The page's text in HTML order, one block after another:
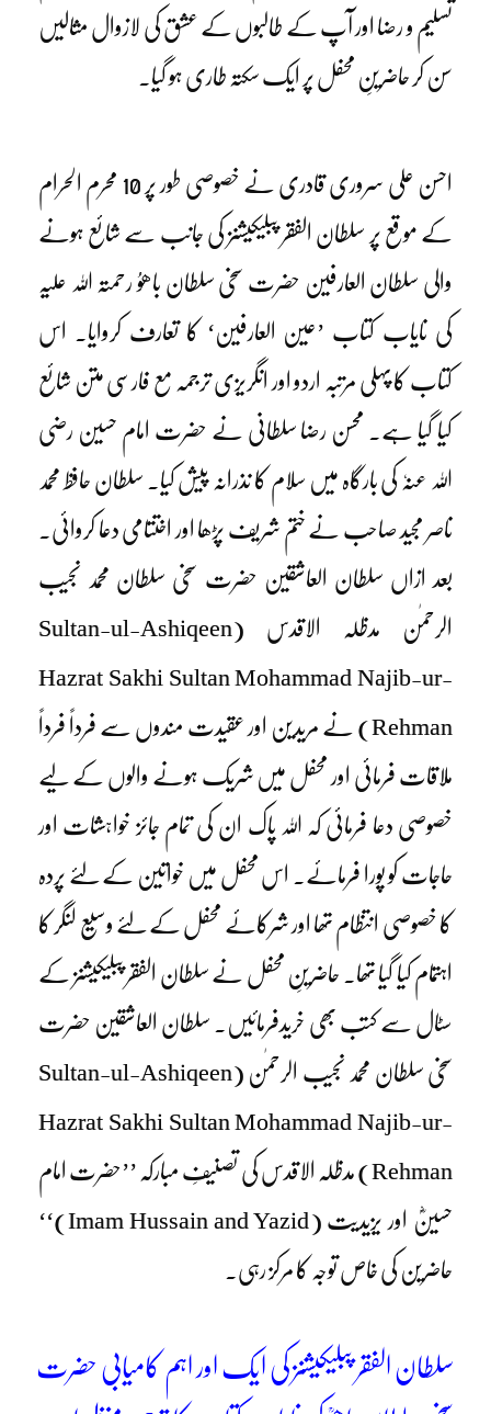
تسلیم و رضا اور آپ کے طالبوں کے عشق کی لازوال مثالیں
سن کر حاضرینِ محفل پر ایک سکتہ طاری ہو گیا۔
احسن علی سروری قادری نے خصوصی طور پر 10 محرم الحرام
کے موقع پر سلطان الفقر پبلیکیشنز کی جانب سے شائع ہونے
والی سلطان العارفین حضرت سخی سلطان باھوُ رحمتہ اللہ علیہ
کی نایاب کتاب ’عین العارفین‘ کا تعارف کروایا۔ اس
کتاب کا پہلی مرتبہ اردو اور انگریزی ترجمہ مع فارسی متن شائع
کیا گیا ہے۔ محسن رضا سلطانی نے حضرت امام حسین رضی
اللہ عنہٗ کی بارگاہ میں سلام کا نذرانہ پیش کیا۔ سلطان حافظ محمد
ناصر مجید صاحب نے ختم شریف پڑھا اور اختتامی دعا کروائی۔
بعد ازاں سلطان العاشقین حضرت سخی سلطان محمد نجیب
الرحمٰن مدظلہ الاقدس (Sultan-ul-Ashiqeen
Hazrat Sakhi Sultan Mohammad Najib-ur-
Rehman) نے مریدین اور عقیدت مندوں سے فرداً فرداً
ملاقات فرمائی اور محفل میں شریک ہونے والوں کے لیے
خصوصی دعا فرمائی کہ اللہ پاک ان کی تمام جائز خواہشات اور
حاجات کو پورا فرمائے۔ اس محفل میں خواتین کے لئے پردہ
کا خصوصی انتظام تھا اور شرکائے محفل کے لئے وسیع لنگر کا
اہتمام کیا گیا تھا۔ حاضرینِ محفل نے سلطان الفقر پبلیکیشنز کے
سٹال سے کتب بھی خریدفرمائیں۔ سلطان العاشقین حضرت
سخی سلطان محمد نجیب الرحمٰن (Sultan-ul-Ashiqeen
Hazrat Sakhi Sultan Mohammad Najib-ur-
Rehman) مدظلہ الاقدس کی تصنیفِ مبارکہ ’’حضرت امام
حسینؓ اور یزیدیت (Imam Hussain and Yazid)‘‘
حاضرین کی خاص توجہ کا مرکز رہی۔
سلطان الفقر پبلیکیشنز کی ایک اور اہم کامیابی حضرت